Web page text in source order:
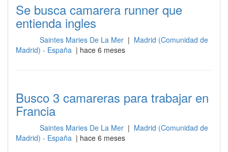
Se busca camarera runner que
entienda ingles
Saintes Maries De La Mer | Madrid (Comunidad de
Madrid) - España | hace 6 meses
Busco 3 camareras para trabajar en
Francia
Saintes Maries De La Mer | Madrid (Comunidad de
Madrid) - España | hace 6 meses